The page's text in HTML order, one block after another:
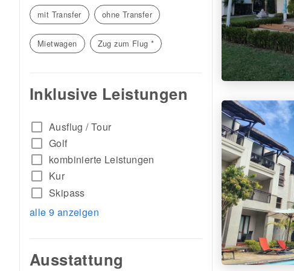
mit Transfer ohne Transfer
Mietwagen Zug zum Flug *
Inklusive Leistungen
check_box_outline_blank Ausflug / Tour
check_box_outline_blank Golf
check_box_outline_blank kombinierte Leistungen
check_box_outline_blank Kur
check_box_outline_blank Skipass
alle 9 anzeigen
Ausstattung